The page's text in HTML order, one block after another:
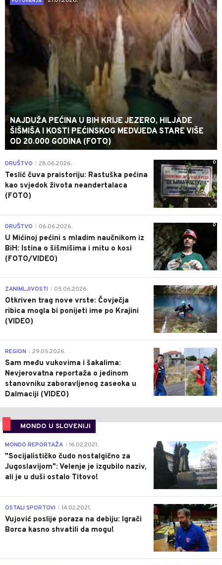
NAJDUŽA PEĆINA U BIH KRIJE JEZERO, HILJADE
ŠIŠMIŠA I KOSTI PEĆINSKOG MEDVJEDA STARE VIŠE
OD 20.000 GODINA (FOTO)
0
DRUŠTVO 28.06.2026.
Teslić čuva praistoriju: Rastuška pećina
kao svjedok života neandertalaca
(FOTO)
0
DRUŠTVO 06.06.2026.
U Mićinoj pećini s mladim naučnikom iz
BiH: Istina o šišmišima i mitu o kosi
(FOTO/VIDEO)
0
ZANIMLJIVOSTI 05.06.2026.
Otkriven trag nove vrste: Čovječja
ribica mogla bi ponijeti ime po Krajini
(VIDEO)
0
REGION 29.05.2026.
Sam među vukovima i šakalima:
Nevjerovatna reportaža o jedinom
stanovniku zaboravljenog zaseoka u
Dalmaciji (VIDEO)
MONDO U SLOVENIJI
4
MONDO REPORTAŽA 16.02.2021.
"Socijalističko čudo nostalgično za
Jugoslavijom": Velenje je izgubilo naziv,
ali je u duši ostalo Titovo!
1
OSTALI SPORTOVI 14.02.2021.
Vujović poslije poraza na debiju: Igrači
Borca kasno shvatili da mogu!